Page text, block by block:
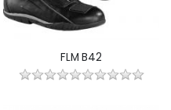
FLM B42